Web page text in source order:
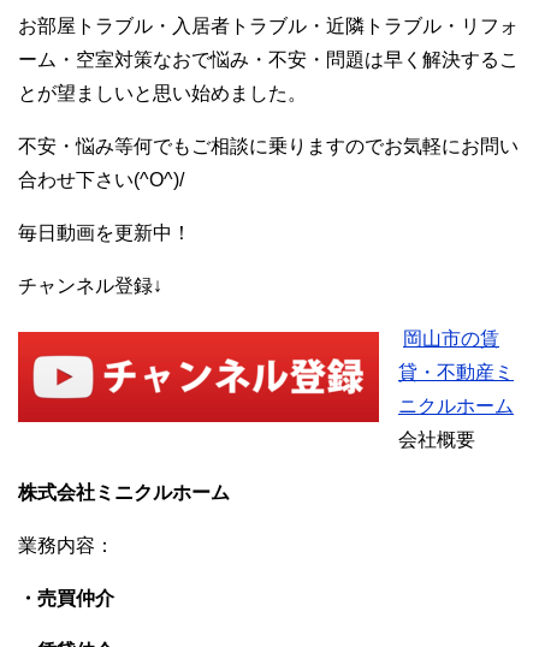
お部屋トラブル・入居者トラブル・近隣トラブル・リフォ
ーム・空室対策なおで悩み・不安・問題は早く解決するこ
とが望ましいと思い始めました。
不安・悩み等何でもご相談に乗りますのでお気軽にお問い
合わせ下さい(^O^)/
毎日動画を更新中！
チャンネル登録↓
岡山市の賃
貸・不動産ミ
ニクルホーム
会社概要
株式会社ミニクルホーム
業務内容：
・売買仲介